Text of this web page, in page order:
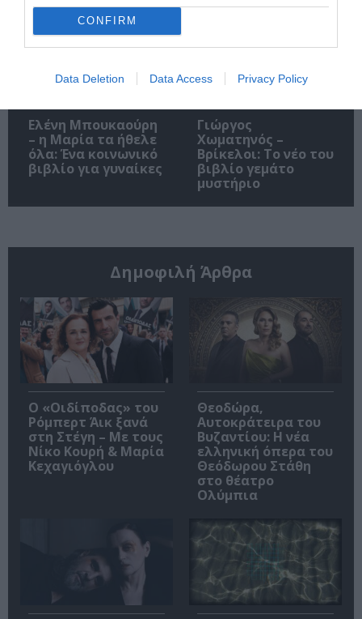
CONFIRM
Data Deletion Data Access Privacy Policy
Ελένη Μπουκαούρη
– η Μαρία τα ήθελε
όλα: Ένα κοινωνικό
βιβλίο για γυναίκες
Γιώργος
Χωματηνός –
Βρίκελοι: Το νέο του
βιβλίο γεμάτο
μυστήριο
Δημοφιλή Άρθρα
O «Οιδίποδας» του
Ρόμπερτ Άικ ξανά
στη Στέγη – Με τους
Νίκο Κουρή & Μαρία
Κεχαγιόγλου
Θεοδώρα,
Αυτοκράτειρα του
Βυζαντίου: Η νέα
ελληνική όπερα του
Θεόδωρου Στάθη
στο θέατρο
Ολύμπια